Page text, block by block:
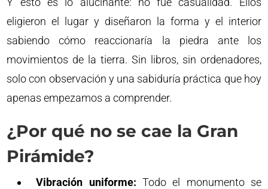
eligieron el lugar y diseñaron la forma y el interior
sabiendo cómo reaccionaría la piedra ante los
movimientos de la tierra. Sin libros, sin ordenadores,
solo con observación y una sabiduría práctica que hoy
apenas empezamos a comprender.
¿Por qué no se cae la Gran
Pirámide?
Vibración uniforme: Todo el monumento se